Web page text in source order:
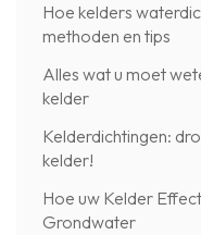
Hoe kelders
methoden en tips
Alles wat u moet
kelder
Kelderdichtingen:
kelder!
Hoe uw Kelder
Grondwater